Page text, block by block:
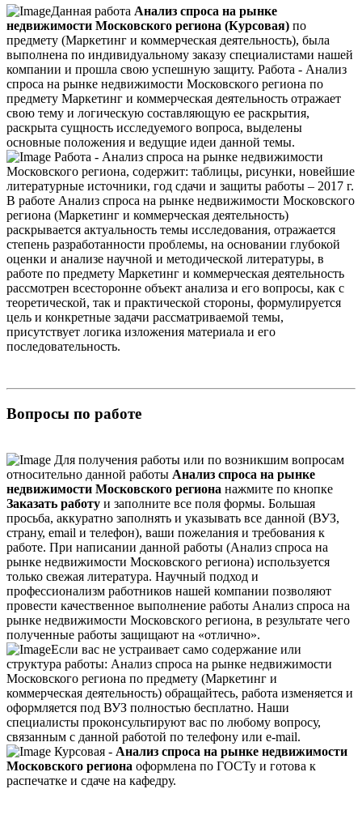
Данная работа Анализ спроса на рынке
недвижимости Московского региона (Курсовая) по
предмету (Маркетинг и коммерческая деятельность), была
выполнена по индивидуальному заказу специалистами нашей
компании и прошла свою успешную защиту. Работа - Анализ
спроса на рынке недвижимости Московского региона по
предмету Маркетинг и коммерческая деятельность отражает
свою тему и логическую составляющую ее раскрытия,
раскрыта сущность исследуемого вопроса, выделены
основные положения и ведущие идеи данной темы.
Работа - Анализ спроса на рынке недвижимости
Московского региона, содержит: таблицы, рисунки, новейшие
литературные источники, год сдачи и защиты работы – 2017 г.
В работе Анализ спроса на рынке недвижимости Московского
региона (Маркетинг и коммерческая деятельность)
раскрывается актуальность темы исследования, отражается
степень разработанности проблемы, на основании глубокой
оценки и анализе научной и методической литературы, в
работе по предмету Маркетинг и коммерческая деятельность
рассмотрен всесторонне объект анализа и его вопросы, как с
теоретической, так и практической стороны, формулируется
цель и конкретные задачи рассматриваемой темы,
присутствует логика изложения материала и его
последовательность.
Вопросы по работе
Для получения работы или по возникшим вопросам
относительно данной работы Анализ спроса на рынке
недвижимости Московского региона нажмите по кнопке
Заказать работу и заполните все поля формы. Большая
просьба, аккуратно заполнять и указывать все данной (ВУЗ,
страну, email и телефон), ваши пожелания и требования к
работе. При написании данной работы (Анализ спроса на
рынке недвижимости Московского региона) используется
только свежая литература. Научный подход и
профессионализм работников нашей компании позволяют
провести качественное выполнение работы Анализ спроса на
рынке недвижимости Московского региона, в результате чего
полученные работы защищают на «отлично».
Если вас не устраивает само содержание или
структура работы: Анализ спроса на рынке недвижимости
Московского региона по предмету (Маркетинг и
коммерческая деятельность) обращайтесь, работа изменяется и
оформляется под ВУЗ полностью бесплатно. Наши
специалисты проконсультируют вас по любому вопросу,
связанным с данной работой по телефону или e-mail.
Курсовая - Анализ спроса на рынке недвижимости
Московского региона оформлена по ГОСТу и готова к
распечатке и сдаче на кафедру.